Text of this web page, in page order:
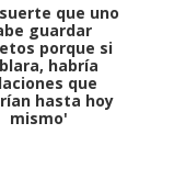
que uno
guardar
porque si
habría
que
hasta hoy
mismo'